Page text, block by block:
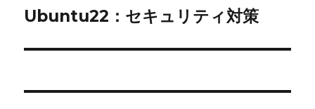
ゲ
ー
次
投
Ubuntu22：セキュリティ対策